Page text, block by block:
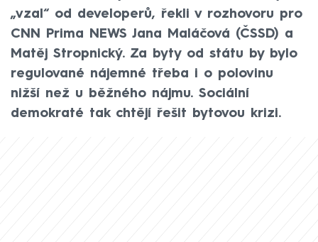
„vzal“ od developerů, řekli v rozhovoru pro
CNN Prima NEWS Jana Maláčová (ČSSD) a
Matěj Stropnický. Za byty od státu by bylo
regulované nájemné třeba i o polovinu
nižší než u běžného nájmu. Sociální
demokraté tak chtějí řešit bytovou krizi.